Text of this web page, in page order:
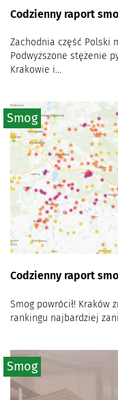
Codzienny raport
Zachodnia część Polski
Podwyższone stężenie
Krakowie i...
Codzienny raport
Smog powrócił! Kraków
rankingu najbardziej
Smog
Smog